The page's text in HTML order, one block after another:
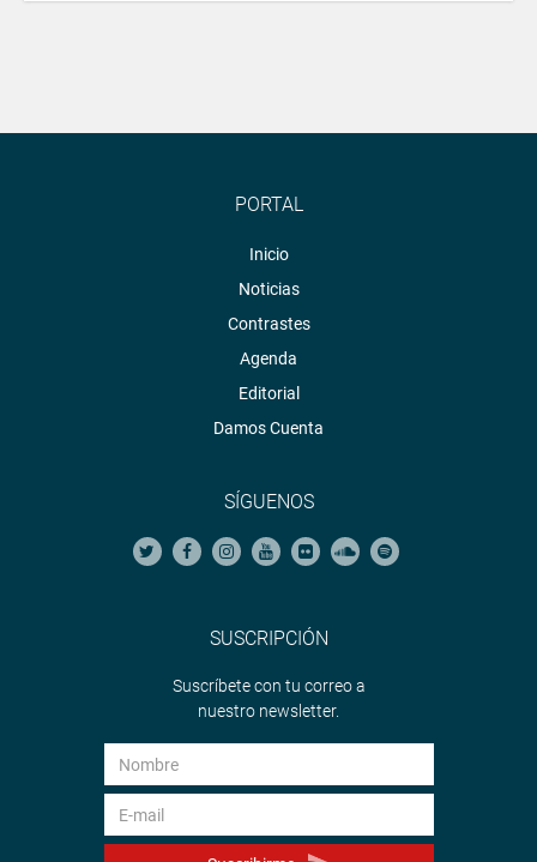
PORTAL
Inicio
Noticias
Contrastes
Agenda
Editorial
Damos Cuenta
SÍGUENOS
SUSCRIPCIÓN
Suscríbete con tu correo a
nuestro newsletter.